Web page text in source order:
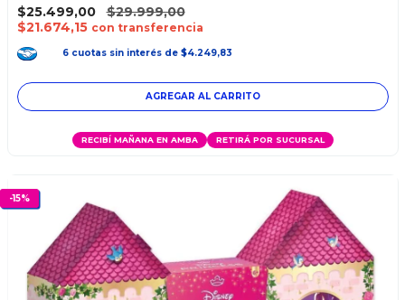
$25.499,00
$29.999,00
$21.674,15 con transferencia
6 cuotas sin interés de $4.249,83
RECIBÍ MAÑANA EN AMBA RETIRÁ POR SUCURSAL
-15%